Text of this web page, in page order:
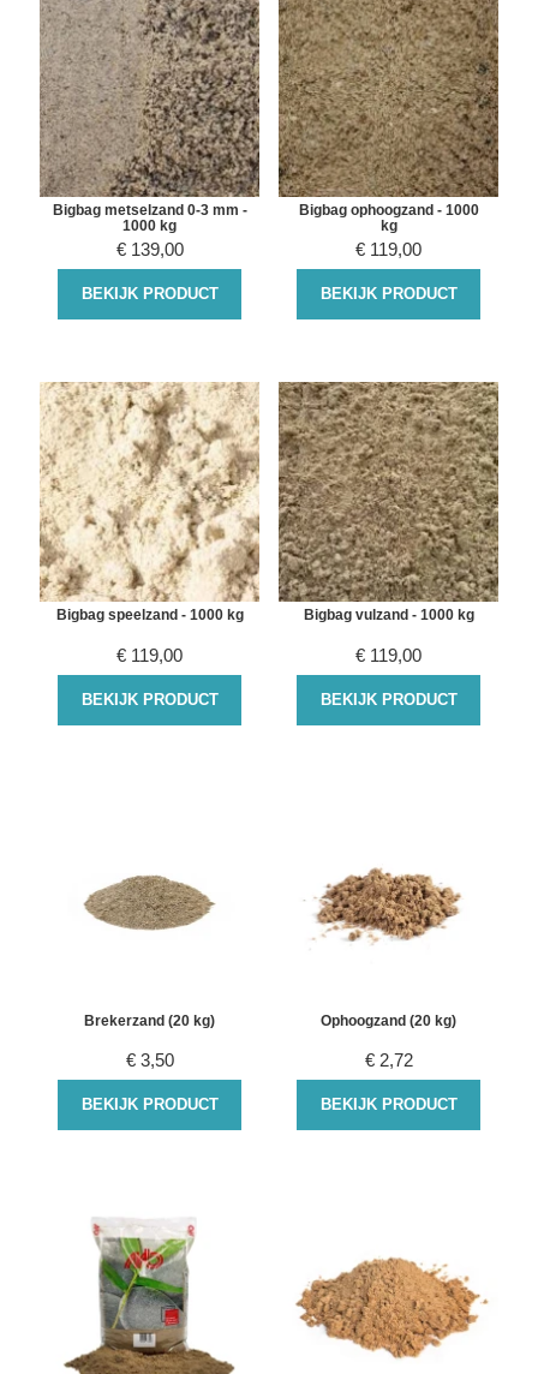
Bigbag metselzand 0-3 mm -
1000 kg
€ 139,00
BEKIJK PRODUCT
Bigbag ophoogzand - 1000
kg
€ 119,00
BEKIJK PRODUCT
Bigbag speelzand - 1000 kg
€ 119,00
BEKIJK PRODUCT
Bigbag vulzand - 1000 kg
€ 119,00
BEKIJK PRODUCT
Brekerzand (20 kg)
€ 3,50
BEKIJK PRODUCT
Ophoogzand (20 kg)
€ 2,72
BEKIJK PRODUCT